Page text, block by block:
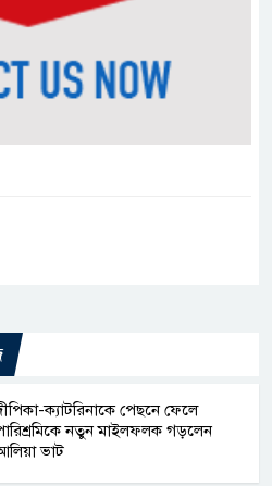
ক্যাটরিনাকে পেছনে ফেলে
নতুন মাইলফলক গড়লেন
ভাট